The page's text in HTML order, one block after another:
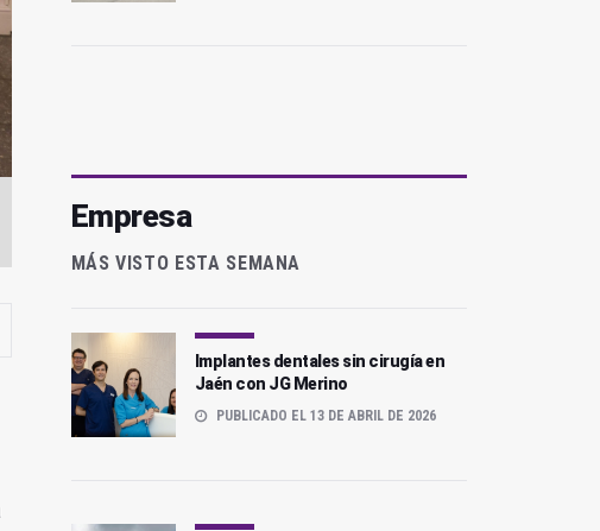
Empresa
MÁS VISTO ESTA SEMANA
Implantes dentales sin cirugía en
Jaén con JG Merino
PUBLICADO EL 13 DE ABRIL DE 2026